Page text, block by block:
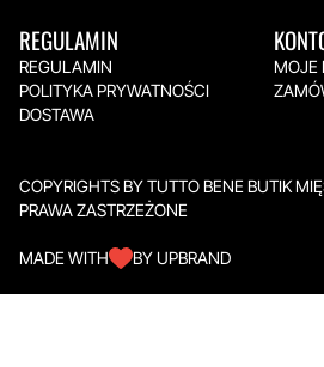
REGULAMIN
REGULAMIN
POLITYKA PRYWATNOŚCI
DOSTAWA
MOJE
COPYRIGHTS BY TUTTO BENE BUTIK
PRAWA ZASTRZEŻONE
MADE WITH BY UPBRAND